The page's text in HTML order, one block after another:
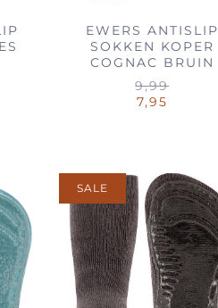
EWERS ANTISLIP
SOKKEN KOPER
COGNAC BRUIN
9,99
7,95
SALE